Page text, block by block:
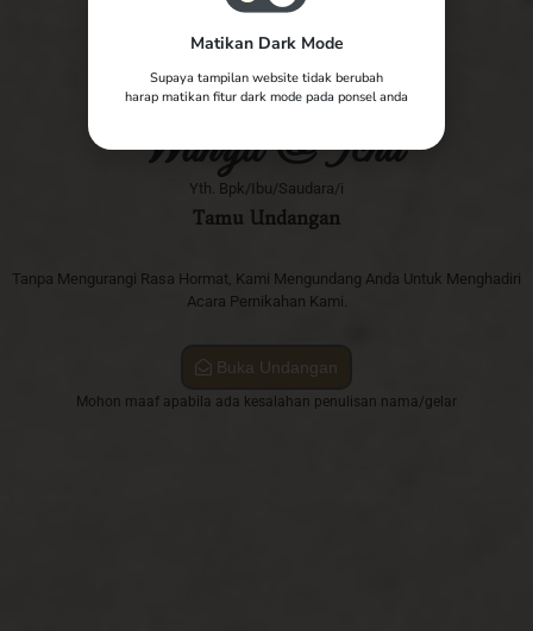
The Wedding of
Wahyu & Icha
Yth. Bpk/Ibu/Saudara/i
Tamu Undangan
Tanpa Mengurangi Rasa Hormat, Kami Mengundang Anda Untuk Menghadiri
Acara Pernikahan Kami.
Buka Undangan
Mohon maaf apabila ada kesalahan penulisan nama/gelar
Matikan Dark Mode
Supaya tampilan website tidak berubah
harap matikan fitur dark mode pada ponsel anda